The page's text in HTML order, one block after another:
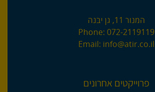
המנור 11, גן יבנה
Phone: 072-2119119
Email: info@atir.co.il
פרוייקטים אחרונים